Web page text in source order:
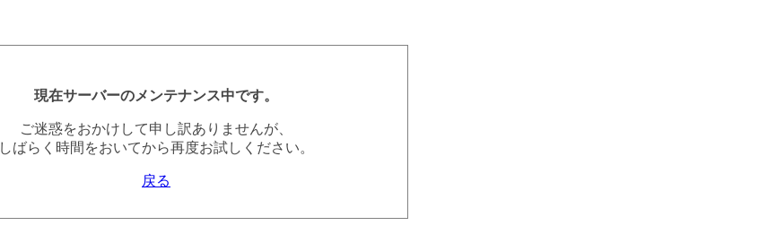
現在サーバーのメンテナンス中です。
ご迷惑をおかけして申し訳ありませんが、
しばらく時間をおいてから再度お試しください。
戻る